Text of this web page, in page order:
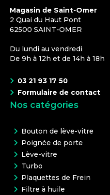
Magasin de Saint-Omer
2 Quai du Haut Pont
62500 SAINT-OMER
Du lundi au vendredi
De 9h à 12h et de 14h à 18h
03 21 93 17 50
Formulaire de contact
Nos catégories
Bouton de lève-vitre
Poignée de porte
Lève-vitre
Turbo
Plaquettes de Frein
Filtre à huile